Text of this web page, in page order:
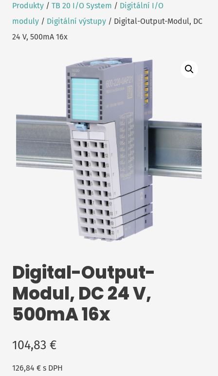
Produkty / TB 20 I/O System / Digitální I/O
moduly / Digitální výstupy / Digital-Output-Modul, DC
24 V, 500mA 16x
Digital-Output-
Modul, DC 24 V,
500mA 16x
104,83 €
126,84 € s DPH